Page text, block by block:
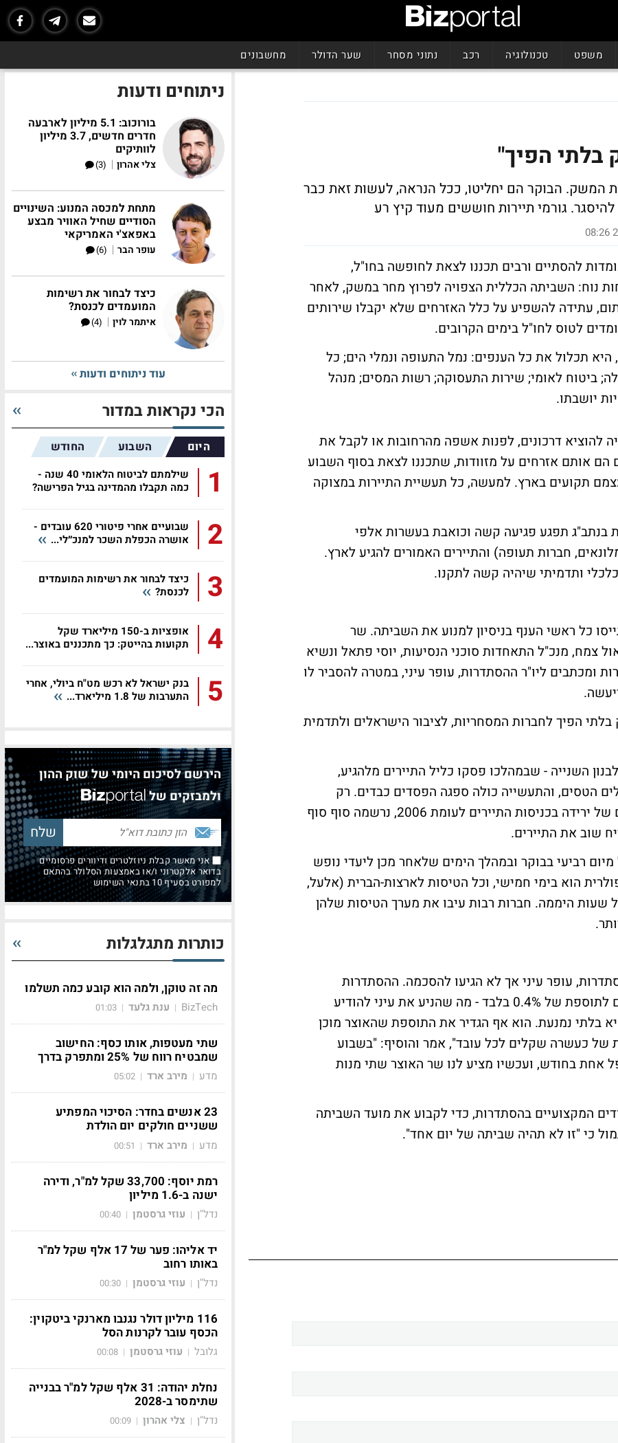
משפט טכנולוגיה רכב נתוני מסחר שער הדולר מחשבונים
בלתי הפיך"
המשק. הבוקר הם יחליטו, ככל הנראה, לעשות זאת כבר
גורמי תיירות חוששים מעוד קיץ רע
להסתיים ורבים תכננו לצאת לחופשה בחו"ל,
נוח: השביתה הכללית הצפויה לפרוץ מחר במשק, לאחר
עתידה להשפיע על כלל האזרחים שלא יקבלו שירותים
לטוס לחו"ל בימים הקרובים.
תכלול את כל הענפים: נמל התעופה ונמלי הים; כל
ביטוח לאומי; שירות התעסוקה; רשות המסים; מנהל
יושבתו.
להוציא דרכונים, לפנות אשפה מהרחובות או לקבל את
הם אותם אזרחים על מזוודות, שתכננו לצאת בסוף השבוע
תקועים בארץ. למעשה, כל תעשיית התיירות במצוקה
תפגע פגיעה קשה וכואבת בעשרות אלפי
חברות תעופה) והתיירים האמורים להגיע לארץ.
ותדמיתי שיהיה קשה לתקנו.
כל ראשי הענף בניסיון למנוע את השביתה. שר
צמח, מנכ"ל התאחדות סוכני הנסיעות, יוסי פתאל ונשיא
ומכתבים ליו"ר ההסתדרות, עופר עיני, במטרה להסביר לו
הפיך לחברות המסחריות, לציבור הישראלים ולתדמית
השנייה - שבמהלכו פסקו כליל התיירים מלהגיע,
הטסים, והתעשייה כולה ספגה הפסדים כבדים. רק
בחודש שעבר, לאחר חמישה חודשים רצופים של ירידה בכניסות התיירים לעומת 2006, נרשמה סוף סוף
שוב את התיירים.
רביעי בבוקר ובמהלך הימים שלאחר מכן ליעדי נופש
הוא בימי חמישי, וכל הטיסות לארצות-הברית (אלעל,
שעות היממה. חברות רבות עיבו את מערך הטיסות שלהן
עופר עיני אך לא הגיעו להסכמה. ההסתדרות
דורשת תוספת של 10% לשכר; האוצר מסכים לתוספת של 0.4% בלבד - מה שהניע את עיני להודיע
בלתי נמנעת. הוא אף הגדיר את התוספת שהאוצר מוכן
של כעשרה שקלים לכל עובד", אמר והוסיף: "בשבוע
אחת בחודש, ועכשיו מציע לנו שר האוצר שתי מנות
ראשי האיגודים המקצועיים בהסתדרות, כדי לקבוע את מועד השביתה
כי "זו לא תהיה שביתה של יום אחד".
ניתוחים ודעות
בורוכוב: 5.1 מיליון לארבעה
חדרים חדשים, 3.7 מיליון
לוותיקים
צלי אהרון |
(3)
מתחת למכסה המנוע: השינויים
הסודיים שחיל האוויר מבצע
באפאצ'י האמריקאי
עופר הבר |
(6)
כיצד לבחור את רשימות
המועמדים לכנסת?
איתמר לוין |
(4)
עוד ניתוחים ודעות
הכי נקראות במדור
היום השבוע החודש
1
שילמתם לביטוח הלאומי 40 שנה -
כמה תקבלו מהמדינה בגיל הפרישה?
2
שבועיים אחרי פיטורי 620 עובדים -
אושרה הכפלת השכר למנכ״לי...
3
כיצד לבחור את רשימות המועמדים
לכנסת?
4
אופציות ב-150 מיליארד שקל
תקועות בהייטק: כך מתכננים באוצר...
5
בנק ישראל לא רכש מט"ח ביולי, אחרי
התערבות של 1.8 מיליארד...
הירשם לסיכום היומי של שוק ההון
ולמבזקים של
אני מאשר קבלת ניוזלטרים ודיוורים פרסומיים
בדואר אלקטרוני ו/או באמצעות הסלולר בהתאם
למפורט בסעיף 10 בתנאי השימוש
כותרות מתגלגלות
מה זה טוקן, ולמה הוא קובע כמה תשלמו
BizTech
| ענת גלעד |
01:03
שתי מעטפות, אותו כסף: החישוב
שמבטיח רווח של 25% ומתפרק בדרך
מדע | מירב ארד |
05:02
23 אנשים בחדר: הסיכוי המפתיע
ששניים חולקים יום הולדת
מדע | מירב ארד |
00:51
רמת יוסף: 33,700 שקל למ"ר, ודירה
ישנה ב-1.6 מיליון
נדל"ן | עוזי גרסטמן |
00:40
יד אליהו: פער של 17 אלף שקל למ"ר
באותו רחוב
נדל"ן | עוזי גרסטמן |
00:30
116 מיליון דולר נגנבו מארנקי ביטקוין:
הכסף עובר לקרנות הסל
גלובל | עוזי גרסטמן |
00:08
נחלת יהודה: 31 אלף שקל למ"ר בבנייה
שתימסר ב-2028
נדל"ן | צלי אהרון |
00:09